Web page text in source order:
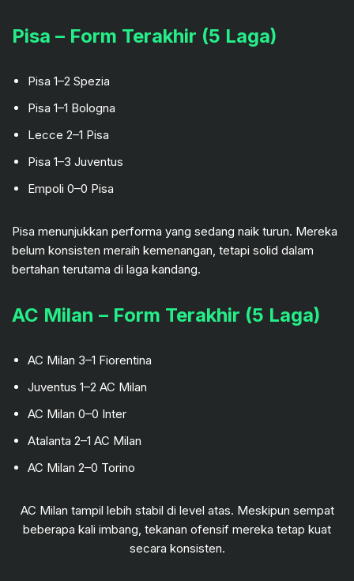
Pisa – Form Terakhir (5 Laga)
Pisa 1–2 Spezia
Pisa 1–1 Bologna
Lecce 2–1 Pisa
Pisa 1–3 Juventus
Empoli 0–0 Pisa
Pisa menunjukkan performa yang sedang naik turun. Mereka
belum konsisten meraih kemenangan, tetapi solid dalam
bertahan terutama di laga kandang.
AC Milan – Form Terakhir (5 Laga)
AC Milan 3–1 Fiorentina
Juventus 1–2 AC Milan
AC Milan 0–0 Inter
Atalanta 2–1 AC Milan
AC Milan 2–0 Torino
AC Milan tampil lebih stabil di level atas. Meskipun sempat
beberapa kali imbang, tekanan ofensif mereka tetap kuat
secara konsisten.